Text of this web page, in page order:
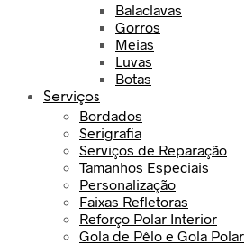
Balaclavas
Gorros
Meias
Luvas
Botas
Serviços
Bordados
Serigrafia
Serviços de Reparação
Tamanhos Especiais
Personalização
Faixas Refletoras
Reforço Polar Interior
Gola de Pêlo e Gola Polar